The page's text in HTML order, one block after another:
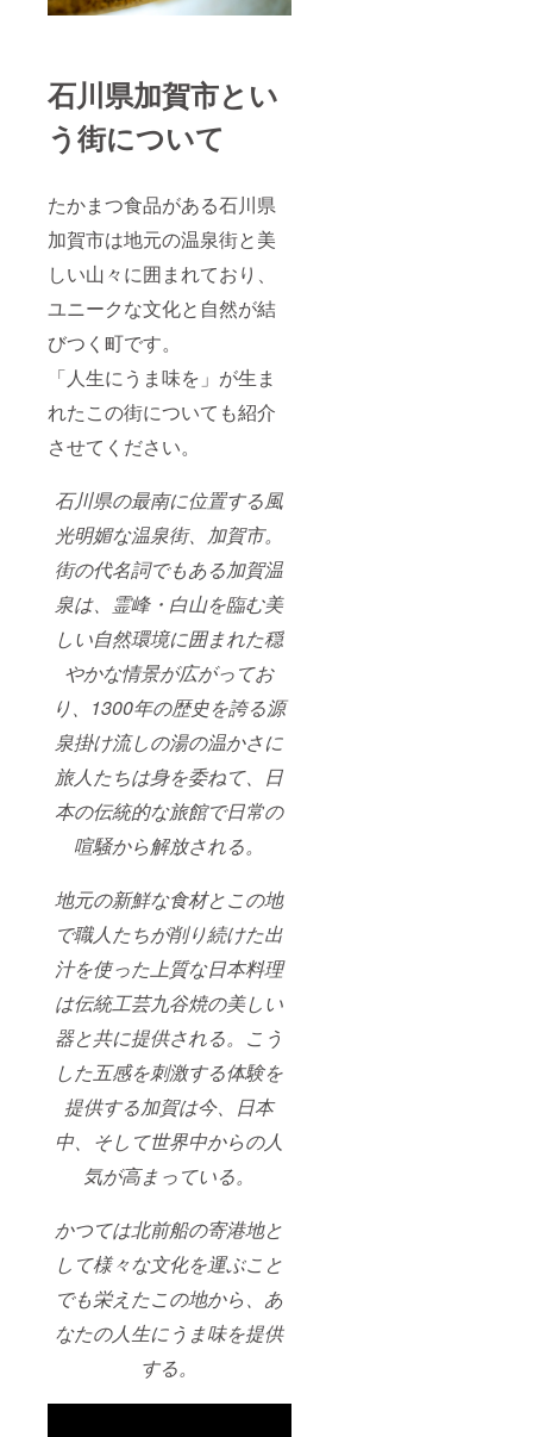
石川県加賀市とい
う街について
たかまつ食品がある石川県
加賀市は地元の温泉街と美
しい山々に囲まれており、
ユニークな文化と自然が結
びつく町です。
「人生にうま味を」が生ま
れたこの街についても紹介
させてください。
石川県の最南に位置する風
光明媚な温泉街、加賀市。
街の代名詞でもある加賀温
泉は、霊峰・白山を臨む美
しい自然環境に囲まれた穏
やかな情景が広がってお
り、1300年の歴史を誇る源
泉掛け流しの湯の温かさに
旅人たちは身を委ねて、日
本の伝統的な旅館で日常の
喧騒から解放される。
地元の新鮮な食材とこの地
で職人たちが削り続けた出
汁を使った上質な日本料理
は伝統工芸九谷焼の美しい
器と共に提供される。こう
した五感を刺激する体験を
提供する加賀は今、日本
中、そして世界中からの人
気が高まっている。
かつては北前船の寄港地と
して様々な文化を運ぶこと
でも栄えたこの地から、あ
なたの人生にうま味を提供
する。